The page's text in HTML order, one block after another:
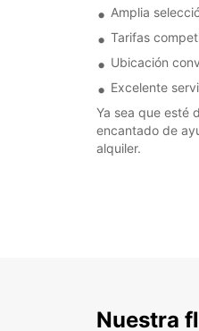
Amplia
Tarifas
Ubicación
Excelente
Ya sea que esté
encantado de
alquiler.
Nuestra